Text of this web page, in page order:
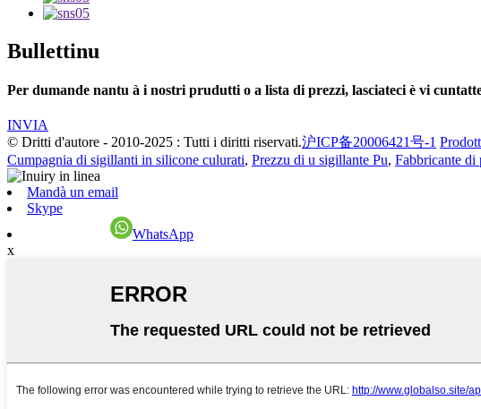
Bullettinu
Per dumande nantu à i nostri prudutti o a lista di prezzi, lasciateci è vi
INVIA
© Dritti d'autore - 2010-2025 : Tutti i diritti riservati.沪ICP备20006421号-1
Cumpagnia di sigillanti in silicone culurati, Prezzu di u sigillante Pu, Fabbricante
Mandà un email
Skype
WhatsApp
x